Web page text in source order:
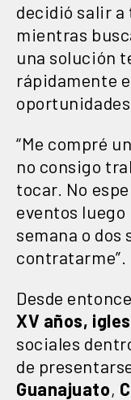
decidió salir a
mientras
una solución
rápidamente
oportunidades.
“Me compré
no consigo
tocar. No
eventos luego
semana o dos
contratarme”.
Desde
XV años,
sociales
de
Guanajuato,